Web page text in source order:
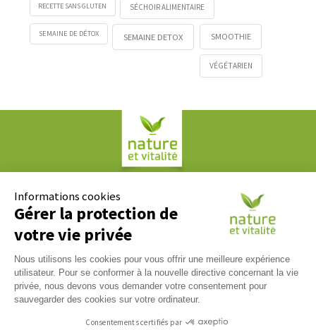
RECETTE SANS GLUTEN SÉCHOIR ALIMENTAIRE
SEMAINE DE DÉTOX SEMAINE DETOX SMOOTHIE
VÉGÉTARIEN
61, rue Paul Duvivier
69007 LYON
Nous répondons à tous vos messages du lundi au vendredi
09h00 / 17h00. Contactez-nous via notreformulaire de
contact.
04 37 65 17 17
Informations cookies
Gérer la protection de
votre vie privée
Nous utilisons les cookies pour vous offrir une meilleure expérience
utilisateur. Pour se conformer à la nouvelle directive concernant la vie
privée, nous devons vous demander votre consentement pour
sauvegarder des cookies sur votre ordinateur.
Consentements certifiés par